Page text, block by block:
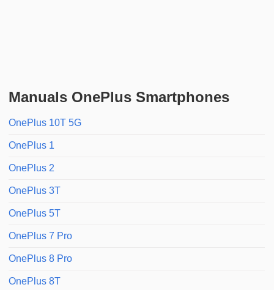
Manuals OnePlus Smartphones
OnePlus 10T 5G
OnePlus 1
OnePlus 2
OnePlus 3T
OnePlus 5T
OnePlus 7 Pro
OnePlus 8 Pro
OnePlus 8T